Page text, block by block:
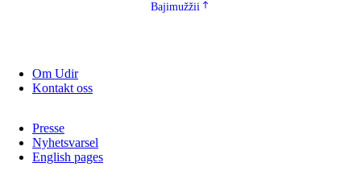
Bajimužžii
Om Udir
Kontakt oss
Presse
Nyhetsvarsel
English pages